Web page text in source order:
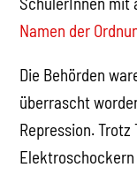
Namen der
Die Behörden
überrascht
Repression.